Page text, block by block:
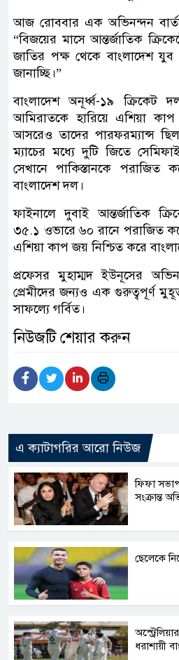
আজ রোববার এক অভিনন্দন
“বিজয়ের মাসে আন্তর্জাতিক
জাতির পক্ষ থেকে বাংলাদেশ
জানাচ্ছি।”
বাংলাদেশ অনূর্ধ্ব-১৯
আমিরাতকে হারিয়ে এশিয়া
আসরেও তাদের পারফরম্যান্স ছিল
ম্যাচের মধ্যে দুটি জিতে
সেখানে পাকিস্তানকে
বাংলাদেশ দল।
ফাইনালে দুবাই আন্তর্জাতিক
৩৫.১ ওভারে ৬০ রানে পরাজিত
এশিয়া কাপ জয় নিশ্চিত করে
প্রফেসর মুহাম্মদ ইউনূসের
প্রেমীদের জন্যও এক গুরুত্বপূর্ণ
সাফল্যে গর্বিত।
নিউজটি শেয়ার করুন
এ ক্যাটাগরির আরো নিউজ
ফিফা
সংক্রান্ত
ছেলেকে
ধরাশায়ী